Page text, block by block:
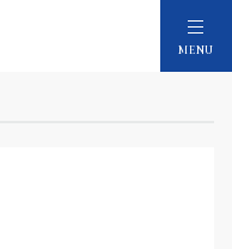
MENU
一労働同一賃金の